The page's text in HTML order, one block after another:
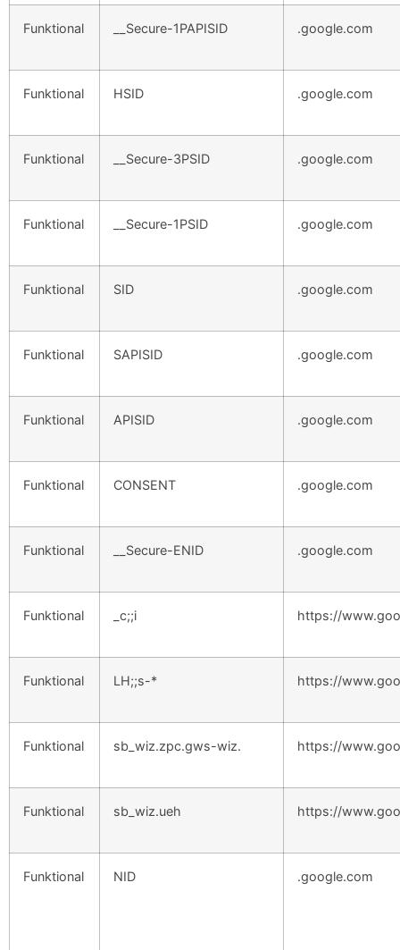
Funktional __Secure-1PAPISID .google.com
Funktional HSID .google.com
Funktional __Secure-3PSID .google.com
Funktional __Secure-1PSID .google.com
Funktional SID .google.com
Funktional SAPISID .google.com
Funktional APISID .google.com
Funktional CONSENT .google.com
Funktional __Secure-ENID .google.com
Funktional _c;;i https://
Funktional LH;;s-* https://
Funktional sb_wiz.zpc.gws-wiz. https://
Funktional sb_wiz.ueh https://
Funktional NID .google.com